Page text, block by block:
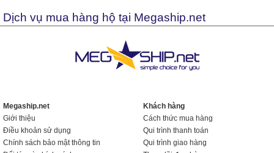
Dịch vụ mua hàng hộ tại Megaship.net
Megaship.net
Giới thiệu
Điều khoản sử dụng
Chính sách bảo mật thông tin
Khách hàng
Cách thức mua hàng
Qui trình thanh toán
Qui trình giao hàng